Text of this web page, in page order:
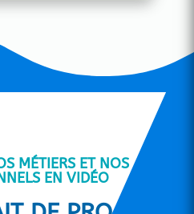
MÉTIERS ET NOS
EN VIDÉO